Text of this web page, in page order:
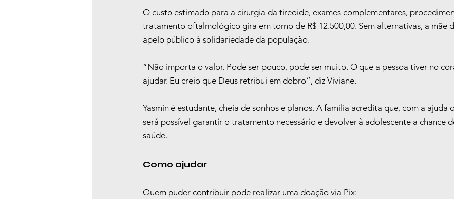
O custo estimado para a cirurgia da tireoide, exames complementares,
tratamento oftalmológico gira em torno de R$ 12.500,00. Sem alternativas, a mãe
apelo público à solidariedade da população.
“Não importa o valor. Pode ser pouco, pode ser muito. O que a pessoa tiver no
ajudar. Eu creio que Deus retribui em dobro”, diz Viviane.
Yasmin é estudante, cheia de sonhos e planos. A família acredita que, com a ajuda
será possível garantir o tratamento necessário e devolver à adolescente a chance
saúde.
Como ajudar
Quem puder contribuir pode realizar uma doação via Pix: